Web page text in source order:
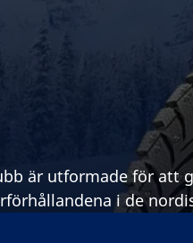
är utformade för att
i de